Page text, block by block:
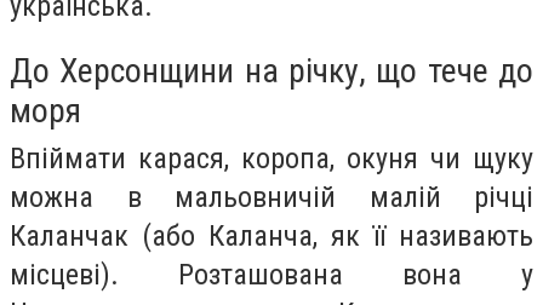
До Херсонщини на річку, що тече до
моря
Впіймати карася, коропа, окуня чи щуку
можна в мальовничій малій річці
Каланчак (або Каланча, як її називають
місцеві). Розташована вона у